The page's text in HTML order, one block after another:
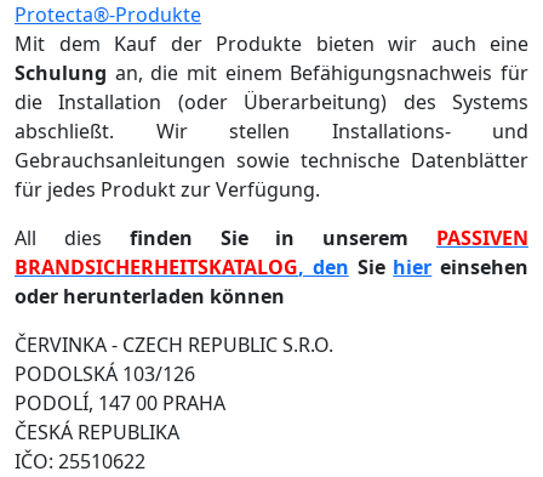
Protecta®-Produkte
Mit dem Kauf der Produkte bieten wir auch eine
Schulung an, die mit einem Befähigungsnachweis für
die Installation (oder Überarbeitung) des Systems
abschließt. Wir stellen Installations- und
Gebrauchsanleitungen sowie technische Datenblätter
für jedes Produkt zur Verfügung.
All dies finden Sie in unserem
PASSIVEN
BRANDSICHERHEITSKATALOG, den Sie hier einsehen
oder herunterladen können
ČERVINKA - CZECH REPUBLIC S.R.O.
PODOLSKÁ 103/126
PODOLÍ, 147 00 PRAHA
ČESKÁ REPUBLIKA
IČO: 25510622